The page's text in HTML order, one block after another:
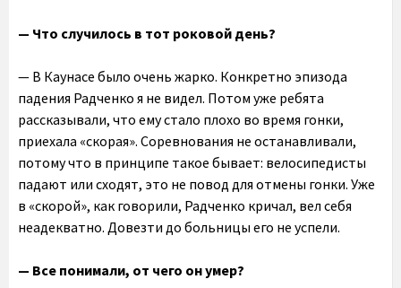
— Что случилось в тот роковой день?
— В Каунасе было очень жарко. Конкретно эпизода
падения Радченко я не видел. Потом уже ребята
рассказывали, что ему стало плохо во время гонки,
приехала «скорая». Соревнования не останавливали,
потому что в принципе такое бывает: велосипедисты
падают или сходят, это не повод для отмены гонки. Уже
в «скорой», как говорили, Радченко кричал, вел себя
неадекватно. Довезти до больницы его не успели.
— Все понимали, от чего он умер?